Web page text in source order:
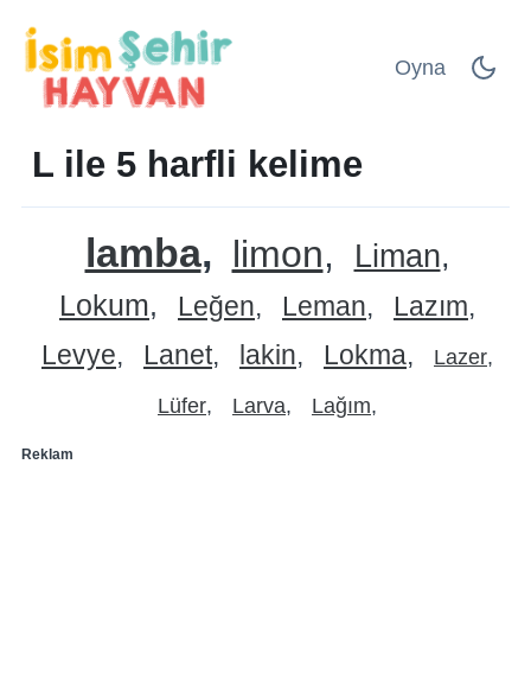
Oyna
L ile 5 harfli kelime
lamba limon Liman
Lokum Leğen Leman
Lazım
Levye
Lanet lakin Lokma Lazer
Lüfer Larva Lağım
Reklam